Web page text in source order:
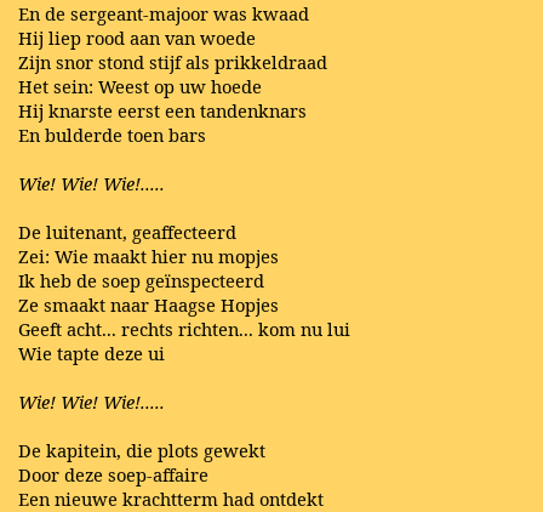
En de sergeant-majoor was kwaad
Hij liep rood aan van woede
Zijn snor stond stijf als prikkeldraad
Het sein: Weest op uw hoede
Hij knarste eerst een tandenknars
En bulderde toen bars
Wie! Wie! Wie!.....
De luitenant, geaffecteerd
Zei: Wie maakt hier nu mopjes
Ik heb de soep geïnspecteerd
Ze smaakt naar Haagse Hopjes
Geeft acht... rechts richten... kom nu lui
Wie tapte deze ui
Wie! Wie! Wie!.....
De kapitein, die plots gewekt
Door deze soep-affaire
Een nieuwe krachtterm had ontdekt